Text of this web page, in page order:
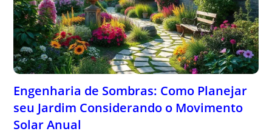
Engenharia de Sombras: Como Planejar
seu Jardim Considerando o Movimento
Solar Anual